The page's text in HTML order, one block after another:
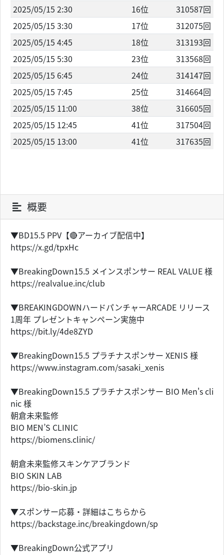
2025/05/15 2:30
16位
310587回
2025/05/15 3:30
17位
312075回
2025/05/15 4:45
18位
313193回
2025/05/15 5:30
23位
313568回
2025/05/15 6:45
24位
314147回
2025/05/15 7:45
25位
314664回
2025/05/15 11:00
38位
316605回
2025/05/15 12:45
41位
317504回
2025/05/15 13:00
41位 317635回
概要
▼BD15.5 PPV【🔴アーカイブ配信中】
https://x.gd/tpxHc
▼BreakingDown15.5 メインスポンサー REAL VALUE 様
https://realvalue.inc/club
▼BREAKINGDOWNハードパンチャーARCADE リリース
1周年 プレゼントキャンペーン実施中
https://bit.ly/4de8ZYD
▼BreakingDown15.5 プラチナスポンサー XENIS 様
https://www.instagram.com/sasaki_xenis
▼BreakingDown15.5 プラチナスポンサー BIO Men's cli
nic 様
朝倉未来監修
BIO MEN’S CLINIC
https://biomens.clinic/
朝倉未来監修スキンケアブランド
BIO SKIN LAB
https://bio-skin.jp
▼スポンサー応募・詳細はこちらから
https://backstage.inc/breakingdown/sp
▼BreakingDown公式アプリ